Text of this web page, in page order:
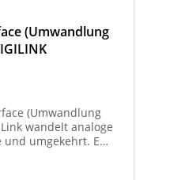
(Umwandlung
(Umwandlung
wandelt analoge
umgekehrt. Es